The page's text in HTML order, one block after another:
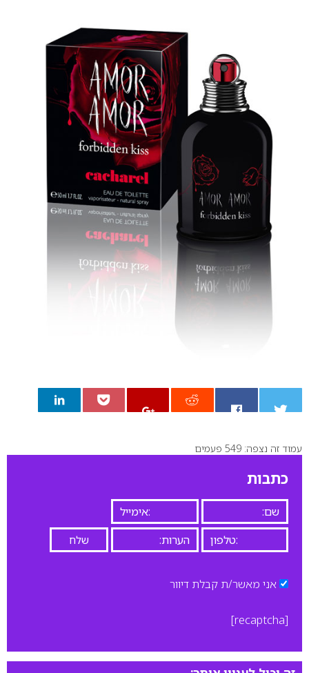
0
עמוד זה נצפה: 549 פעמים
כתבות
אני מאשר/ת קבלת דיוור
[recaptcha]